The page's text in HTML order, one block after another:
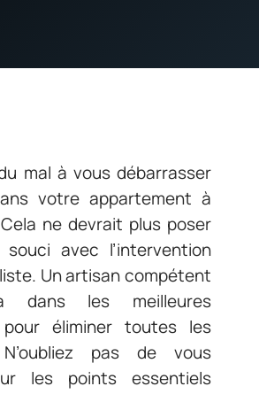
mal à vous débarrasser
votre appartement à
ne devrait plus poser
avec l’intervention
Un artisan compétent
dans les meilleures
éliminer toutes les
pas de vous
les points essentiels